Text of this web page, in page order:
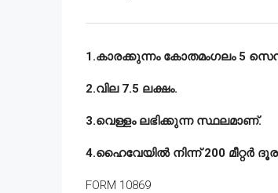
1.കാരക്കുന്നം കോതമംഗലം 5
2.വില 7.5 ലക്ഷം.
3.വെള്ളം ലഭിക്കുന്ന സ്ഥലമാണ്.
4.ഹൈവേയിൽ നിന്ന് 200 മീറ്റർ
FORM 10869